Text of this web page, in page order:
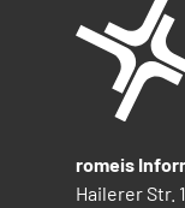
romeis
Hailerer Str.